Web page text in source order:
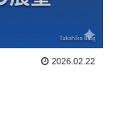
2026.02.22